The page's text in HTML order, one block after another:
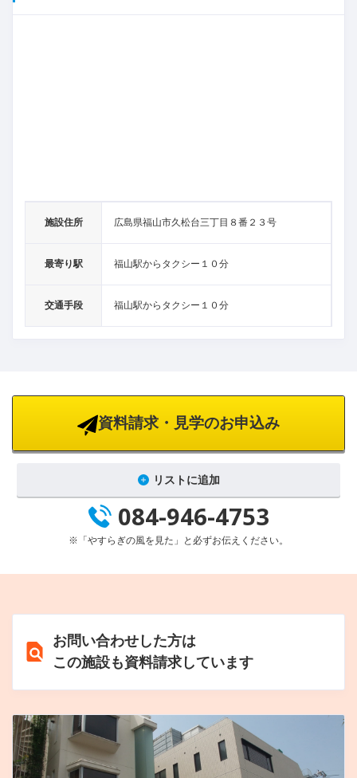
施設住所 広島県福山市久松台三丁目８番２３号
最寄り駅 福山駅からタクシー１０分
交通手段 福山駅からタクシー１０分
資料請求・見学のお申込み
リストに追加
084-946-4753
※「やすらぎの風を見た」と必ずお伝えください。
お問い合わせした方は
この施設も資料請求しています